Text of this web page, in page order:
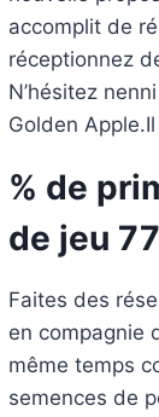
accomplit de
réceptionnez
N’hésitez
Golden
% de
de jeu
Faites des
en compagnie
même temps
semences de